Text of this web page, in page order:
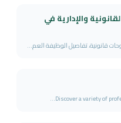
والإدارية في
قانونية، تفاصيل الوظيفة العم...
Discover a variety of